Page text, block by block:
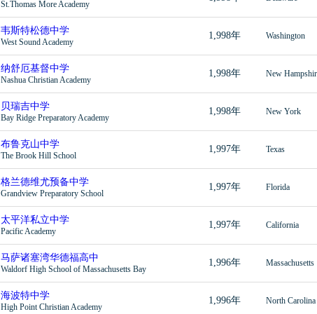
St.Thomas More Academy
韦斯特松德中学
West Sound Academy
1,998年 Washington
纳舒厄基督中学
Nashua Christian Academy
1,998年 New
贝瑞吉中学
Bay Ridge Preparatory Academy
1,998年 New York
布鲁克山中学
The Brook Hill School
1,997年 Texas
格兰德维尤预备中学
Grandview Preparatory School
1,997年 Florida
太平洋私立中学
Pacific Academy
1,997年 California
马萨诸塞湾华德福高中
Waldorf High School of Massachusetts Bay
1,996年 Massachusetts
海波特中学
High Point Christian Academy
1,996年 North Carolina